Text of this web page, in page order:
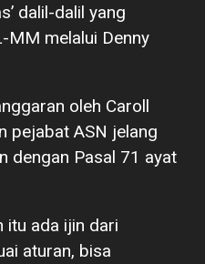
dalil-dalil yang
MM melalui Denny
oleh Caroll
pejabat ASN jelang
dengan Pasal 71 ayat
itu ada ijin dari
aturan, bisa